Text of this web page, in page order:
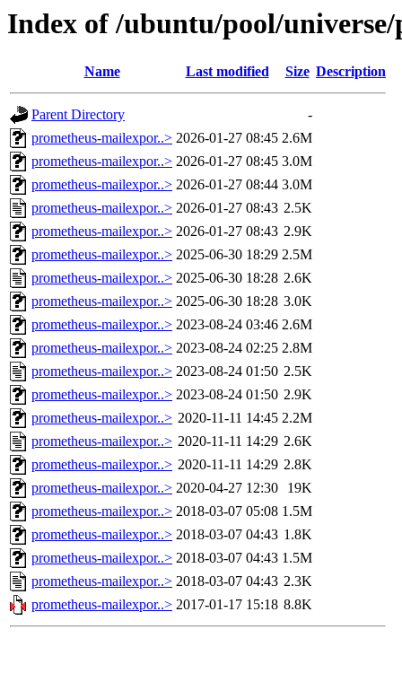
Index of /ubuntu/pool/
Name Last modified Size Description
Parent Directory
-
prometheus-mailexpor..> 2026-01-27 08:45 2.6M
prometheus-mailexpor..> 2026-01-27 08:45 3.0M
prometheus-mailexpor..> 2026-01-27 08:44 3.0M
prometheus-mailexpor..> 2026-01-27 08:43 2.5K
prometheus-mailexpor..> 2026-01-27 08:43 2.9K
prometheus-mailexpor..> 2025-06-30 18:29 2.5M
prometheus-mailexpor..> 2025-06-30 18:28 2.6K
prometheus-mailexpor..> 2025-06-30 18:28 3.0K
prometheus-mailexpor..> 2023-08-24 03:46 2.6M
prometheus-mailexpor..> 2023-08-24 02:25 2.8M
prometheus-mailexpor..> 2023-08-24 01:50 2.5K
prometheus-mailexpor..> 2023-08-24 01:50 2.9K
prometheus-mailexpor..> 2020-11-11 14:45 2.2M
prometheus-mailexpor..> 2020-11-11 14:29 2.6K
prometheus-mailexpor..> 2020-11-11 14:29 2.8K
prometheus-mailexpor..> 2020-04-27 12:30
19K
prometheus-mailexpor..> 2018-03-07 05:08 1.5M
prometheus-mailexpor..> 2018-03-07 04:43 1.8K
prometheus-mailexpor..> 2018-03-07 04:43 1.5M
prometheus-mailexpor..> 2018-03-07 04:43 2.3K
prometheus-mailexpor..> 2017-01-17 15:18 8.8K